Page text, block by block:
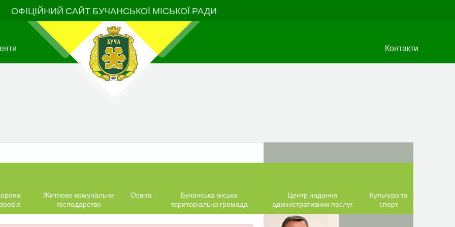
ОФІЦІЙНИЙ САЙТ БУЧАНСЬКОЇ МІСЬКОЇ РАДИ
Контакти
Житлово-комунальне
господарство
Освіта
Бучанська міська
територіальна громада
Центр надання
адміністративних послуг
Культура та
спорт